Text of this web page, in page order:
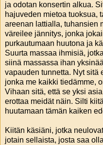
ja odotan konsertin alkua.
hajuveden mietoa tuoksua,
areenan lattialla, tuhansien
väreilee jännitys, jonka
purkautumaan huutona ja
Suurta massaa ihmisiä,
siinä massassa ihan
vapauden tunnetta. Nyt sitä
jonka me kaikki tiedämme,
Vihaan sitä, että se yksi
erottaa meidät näin. Silti
huutamaan tämän kaiken
Kiitän käsiäni, jotka
jotain sellaista, josta saa